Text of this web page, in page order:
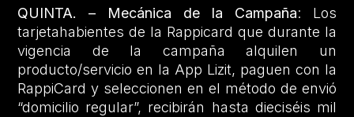
QUINTA. – Mecánica de la Campaña: Los
tarjetahabientes de la Rappicard que durante la
vigencia de la campaña alquilen un
producto/servicio en la App Lizit, paguen con la
RappiCard y seleccionen en el método de envió
“domicilio regular”, recibirán hasta dieciséis mil